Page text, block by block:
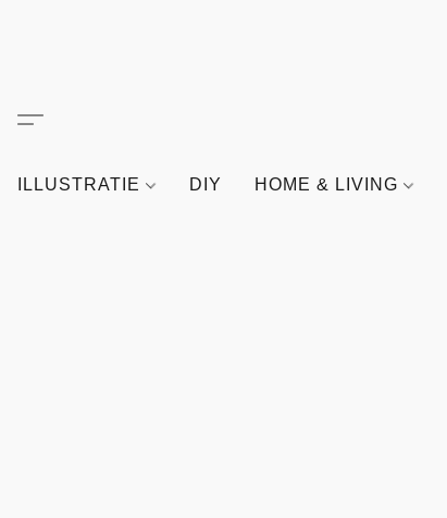
ILLUSTRATIE DIY HOME & LIVING